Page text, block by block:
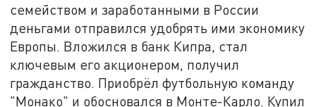
семейством и заработанными в России
деньгами отправился удобрять ими экономику
Европы. Вложился в банк Кипра, стал
ключевым его акционером, получил
гражданство. Приобрёл футбольную команду
"Монако" и обосновался в Монте-Карло. Купил